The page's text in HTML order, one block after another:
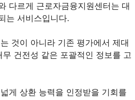
다르게 근로자금융지원센터는 대
는 서비스입니다.
것이 아니라 기존 평가에서 제대
건전성 같은 포괄적인 정보를 고
게 상환 능력을 인정받을 기회를